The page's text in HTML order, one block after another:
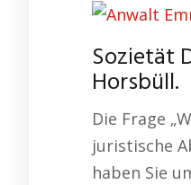
Sozietät
Horsbüll.
Die Frage
juristische
haben Sie